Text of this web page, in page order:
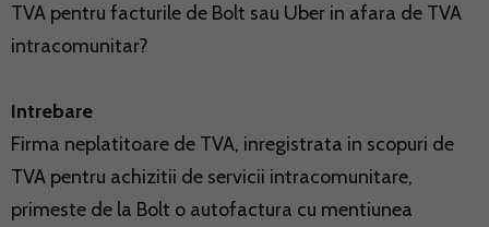
TVA pentru facturile de Bolt sau Uber in afara de TVA
intracomunitar?
Intrebare
Firma neplatitoare de TVA, inregistrata in scopuri de
TVA pentru achizitii de servicii intracomunitare,
primeste de la Bolt o autofactura cu mentiunea